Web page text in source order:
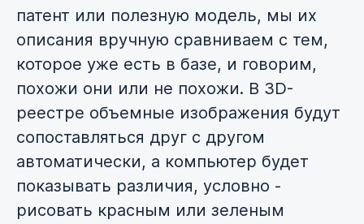
патент или полезную модель, мы их
описания вручную сравниваем с тем,
которое уже есть в базе, и говорим,
похожи они или не похожи. В 3D-
реестре объемные изображения будут
сопоставляться друг с другом
автоматически, а компьютер будет
показывать различия, условно -
рисовать красным или зеленым